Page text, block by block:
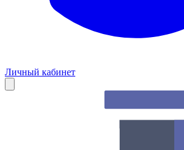
Личный кабинет